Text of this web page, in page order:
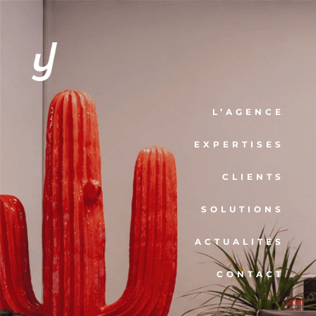
L’AGENCE
EXPERTISES
CLIENTS
SOLUTIONS
ACTUALITÉS
CONTACT